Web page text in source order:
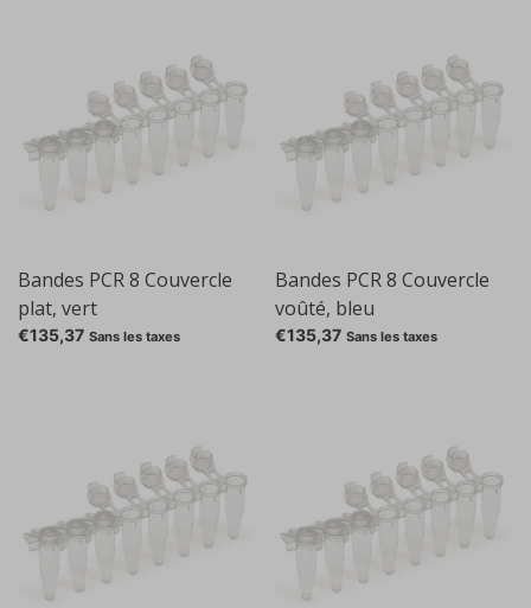
Bandes PCR 8 Couvercle
plat, vert
€135,37 Sans les taxes
Bandes PCR 8 Couvercle
voûté, bleu
€135,37 Sans les taxes